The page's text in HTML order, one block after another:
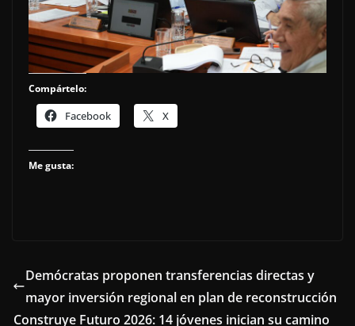
Compártelo:
Facebook X
Me gusta:
Demócratas proponen transferencias directas y
mayor inversión regional en plan de reconstrucción
Construye Futuro 2026: 14 jóvenes inician su camino